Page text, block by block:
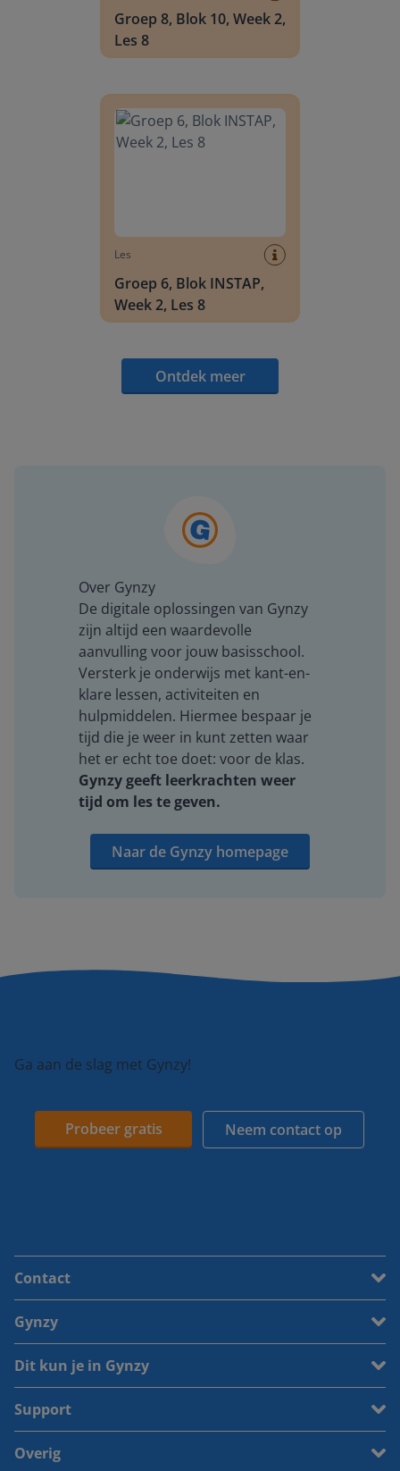
Groep 8, Blok 10, Week 2,
Les 8
Les
Groep 6, Blok INSTAP,
Week 2, Les 8
Ontdek meer
Over Gynzy
De digitale oplossingen van Gynzy
zijn altijd een waardevolle
aanvulling voor jouw basisschool.
Versterk je onderwijs met kant-en-
klare lessen, activiteiten en
hulpmiddelen. Hiermee bespaar je
tijd die je weer in kunt zetten waar
het er echt toe doet: voor de klas.
Gynzy geeft leerkrachten weer
tijd om les te geven.
Naar de Gynzy homepage
Ga aan de slag met Gynzy!
Probeer gratis Neem contact op
Contact
Gynzy
Dit kun je in Gynzy
Support
Overig